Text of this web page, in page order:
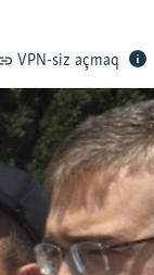
VPN-siz açmaq